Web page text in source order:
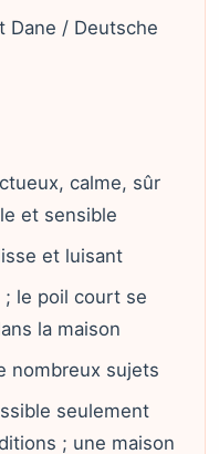
Dane / Deutsche
calme, sûr
et sensible
et luisant
; le poil court se
la maison
nombreux sujets
seulement
; une maison